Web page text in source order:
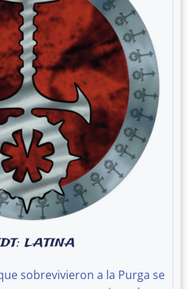
LATINA
sobrevivieron a la Purga se